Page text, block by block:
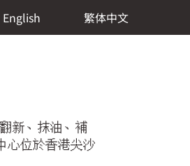
English 繁体中文
新、抹油、補
心位於香港尖沙